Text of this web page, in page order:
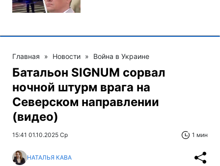
Главная » Новости » Война в Украине
Батальон SIGNUM сорвал
ночной штурм врага на
Северском направлении
(видео)
15:41 01.10.2025 Ср 1 мин
НАТАЛЬЯ КАВА